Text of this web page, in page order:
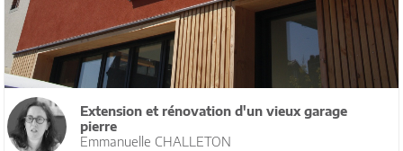
Extension et rénovation d'un vieux garage
pierre
Emmanuelle CHALLETON